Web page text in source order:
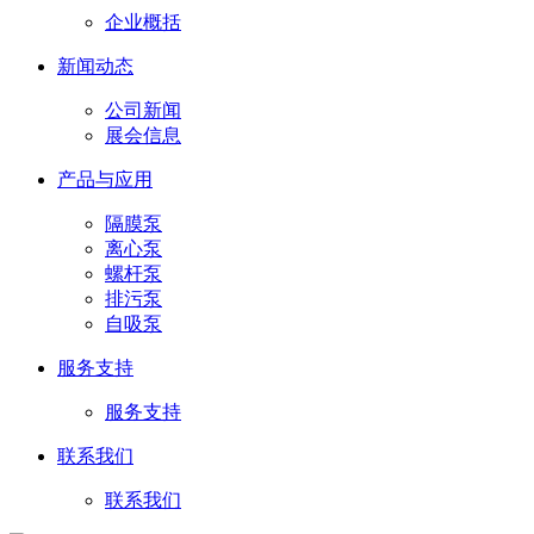
企业概括
新闻动态
公司新闻
展会信息
产品与应用
隔膜泵
离心泵
螺杆泵
排污泵
自吸泵
服务支持
服务支持
联系我们
联系我们